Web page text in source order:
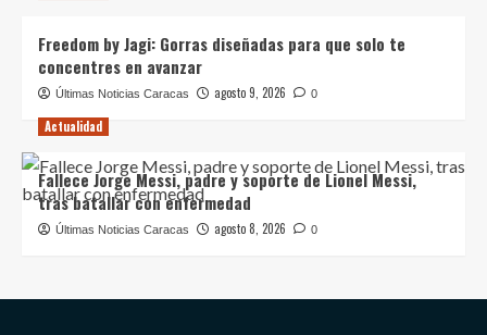
Freedom by Jagi: Gorras diseñadas para que solo te
concentres en avanzar
Últimas Noticias Caracas agosto 9, 2026 0
Actualidad
Fallece Jorge Messi, padre y soporte de Lionel Messi,
tras batallar con enfermedad
Últimas Noticias Caracas agosto 8, 2026 0